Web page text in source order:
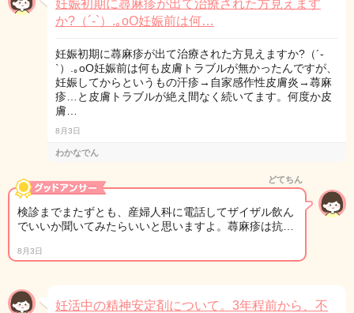
妊娠初期に蕁麻疹が出て治療された方見えます
か?（´-`）.｡oO妊娠前は何…
妊娠初期に蕁麻疹が出て治療された方見えますか?（´-
`）.｡oO妊娠前は何も皮膚トラブルが無かったんですが、
妊娠してからというもの汗疹→自家感作性皮膚炎→蕁麻
疹…と皮膚トラブルが絶え間なく続いてます。何度か皮
膚…
8月3日
わかなでん
どてちん
検診までまたずとも、産婦人科に電話してザイザル飲ん
でいいか聞いてみたらいいと思いますよ。蕁麻疹は抗…
8月3日
妊活中の精神安定剤について。3年程前から、不